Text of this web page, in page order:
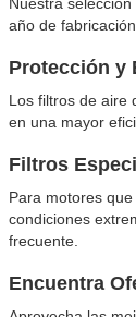
año de
Protección y
Los filtros de aire
en una mayor
Filtros
Para motores
condiciones
frecuente.
Encuentra